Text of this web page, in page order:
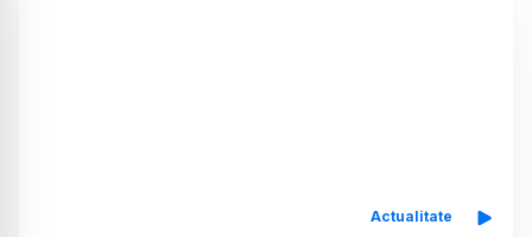
Actualitate